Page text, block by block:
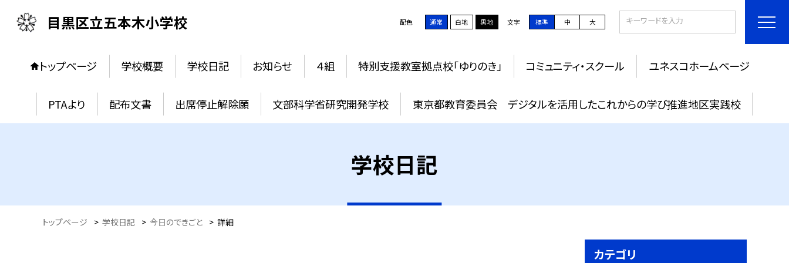
目黒区立五本木小学校 配色 通常 白地 黒地 文字 標準 中 大
トップページ 学校概要 学校日記 お知らせ ４組 特別支援教室拠点校「ゆりのき」 コミュニティ・スクール ユネスコホームページ
PTAより 配布文書 出席停止解除願 文部科学省研究開発学校 東京都教育委員会 デジタルを活用したこれからの学び推進地区実践校
学校日記
トップページ > 学校日記 > 今日のできごと > 詳細
カテゴリ